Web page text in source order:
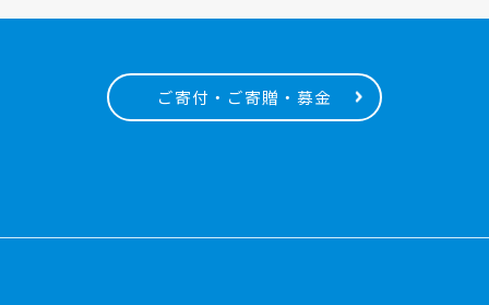
ご寄付・ご寄贈・募金